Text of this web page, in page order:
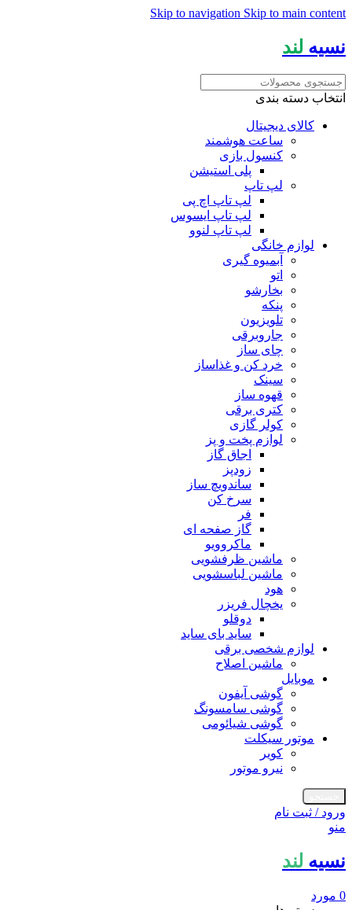
Skip to navigation Skip to main content
نسیه لند
انتخاب دسته بندی
کالای دیجیتال
ساعت هوشمند
کنسول بازی
پلی استیشن
لپ تاپ
لپ تاپ اچ پی
لپ تاپ ایسوس
لپ تاپ لنوو
لوازم خانگی
آبمیوه گیری
اتو
بخارشو
پنکه
تلویزیون
جاروبرقی
چای ساز
خرد کن و غذاساز
سینک
قهوه ساز
کتری برقی
کولر گازی
لوازم پخت و پز
اجاق گاز
زودپز
ساندویچ ساز
سرخ کن
فر
گاز صفحه ای
ماکروویو
ماشین ظرفشویی
ماشین لباسشویی
هود
یخچال فریزر
دوقلو
ساید بای ساید
لوازم شخصی برقی
ماشین اصلاح
موبایل
گوشی آیفون
گوشی سامسونگ
گوشی شیائومی
موتور سیکلت
کویر
نیرو موتور
ورود / ثبت نام
منو
نسیه لند
0 مورد